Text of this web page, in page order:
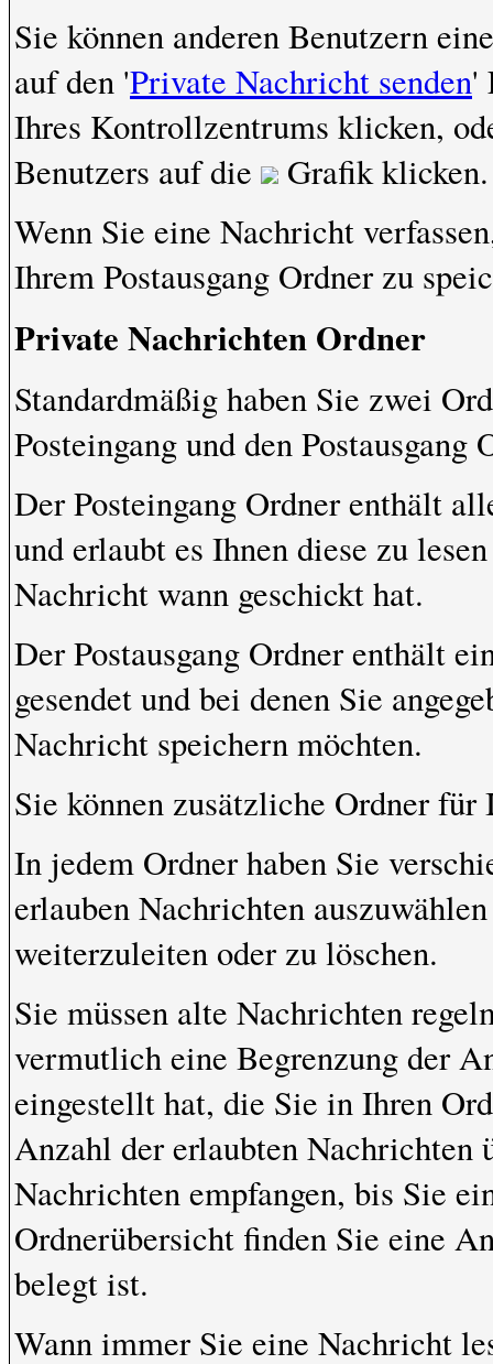
Sie können anderen Benutzern
auf den 'Private Nachricht senden'
Ihres Kontrollzentrums klicken,
Benutzers auf die
Grafik klicken.
Wenn Sie eine Nachricht
Ihrem Postausgang Ordner zu
Private Nachrichten Ordner
Standardmäßig haben Sie zwei
Posteingang und den Postausgang
Der Posteingang Ordner enthält
und erlaubt es Ihnen diese zu
Nachricht wann geschickt hat.
Der Postausgang Ordner enthält
gesendet und bei denen Sie
Nachricht speichern möchten.
Sie können zusätzliche Ordner
In jedem Ordner haben Sie
erlauben Nachrichten
weiterzuleiten oder zu löschen.
Sie müssen alte Nachrichten
vermutlich eine Begrenzung der
eingestellt hat, die Sie in Ihren
Anzahl der erlaubten Nachrichten
Nachrichten empfangen, bis Sie
Ordnerübersicht finden Sie eine
belegt ist.
Wann immer Sie eine Nachricht